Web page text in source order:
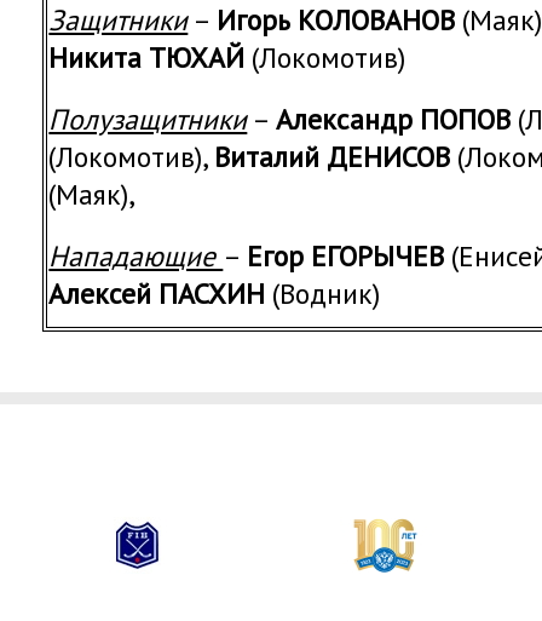
Защитники– Игорь КОЛОВАНОВ
Никита ТЮХАЙ (Локомотив)
Полузащитники–Александр ПОПОВ
(Локомотив), Виталий ДЕНИСОВ
(Маяк),
Нападающие – Егор ЕГОРЫЧЕВ
Алексей ПАСХИН (Водник)